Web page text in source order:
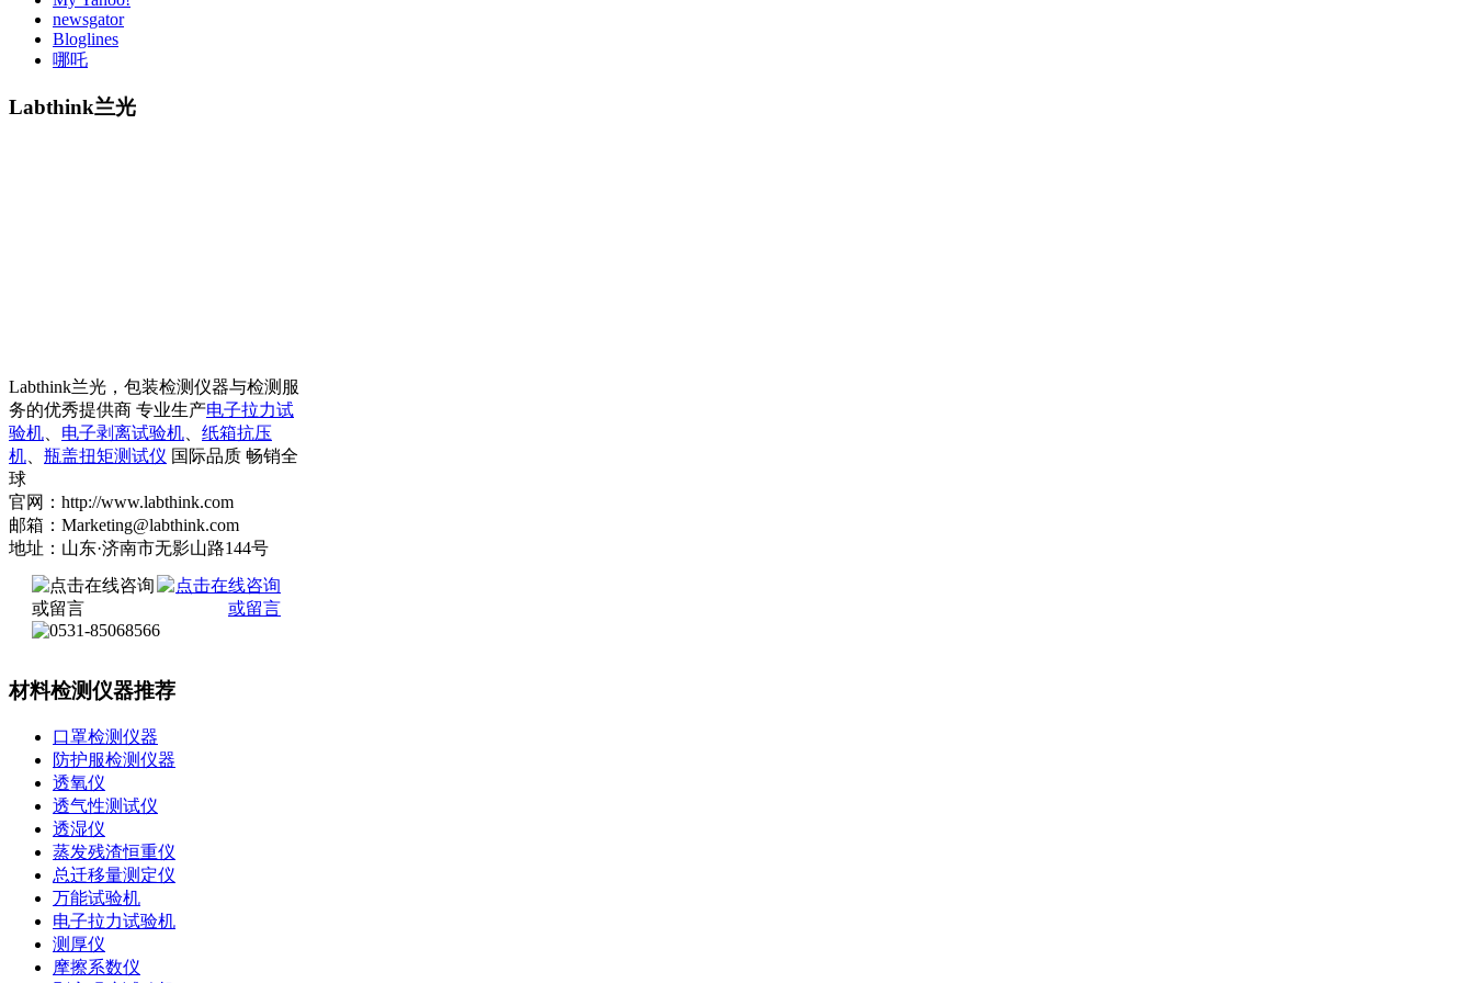
newsgator
Bloglines
哪吒
Labthink兰光
Labthink兰光，包装检测仪器与检测服
务的优秀提供商 专业生产电子拉力试
验机
电子剥离试验机
纸箱抗压
机
瓶盖扭矩测试仪 国际品质 畅销全
球
官网：http://www.labthink.com
邮箱：Marketing@labthink.com
地址：山东·济南市无影山路144号
材料检测仪器推荐
口罩检测仪器
防护服检测仪器
透氧仪
透气性测试仪
透湿仪
蒸发残渣恒重仪
总迁移量测定仪
万能试验机
电子拉力试验机
测厚仪
摩擦系数仪